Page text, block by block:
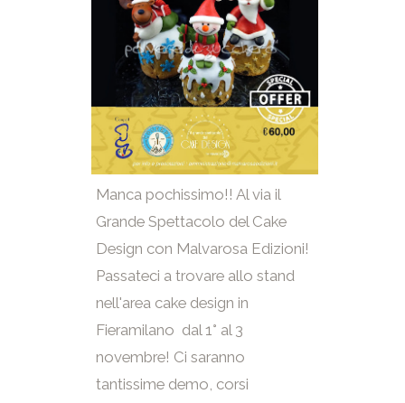
Manca pochissimo!! Al via il
Grande Spettacolo del Cake
Design con Malvarosa Edizioni!
Passateci a trovare allo stand
nell'area cake design in
Fieramilano dal 1° al 3
novembre! Ci saranno
tantissime demo, corsi